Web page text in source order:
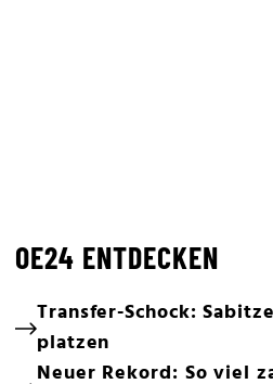
OE24 ENTDECKEN
Transfer-Schock:
platzen
Neuer Rekord: So viel